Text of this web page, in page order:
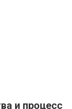
и процесс